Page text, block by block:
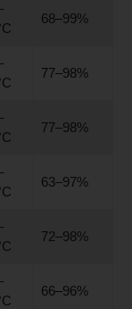
68–99%
77–98%
77–98%
63–97%
72–98%
66–96%